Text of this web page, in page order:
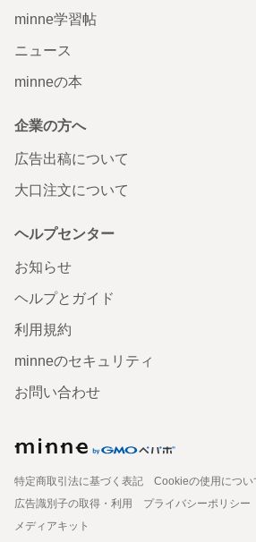
minne学習帖
ニュース
minneの本
企業の方へ
広告出稿について
大口注文について
ヘルプセンター
お知らせ
ヘルプとガイド
利用規約
minneのセキュリティ
お問い合わせ
特定商取引法に基づく表記
Cookieの使用につい
広告識別子の取得・利用
プライバシーポリシー
メディアキット